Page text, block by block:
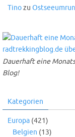
Tinozu
Dauerhaft eine
Blog!
Kategorien
Europa (421)
Belgien (13)